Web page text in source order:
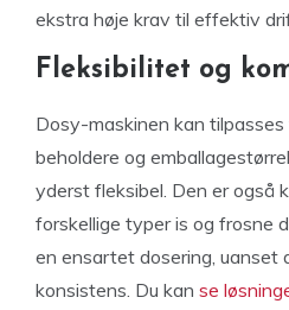
ekstra høje krav til effektiv
Fleksibilitet og
Dosy-maskinen kan
beholdere og
yderst fleksibel. Den er også
forskellige typer is og frosne
en ensartet dosering, uanset
konsistens. Du kan se